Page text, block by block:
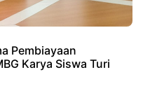
Pembiayaan
Karya Siswa Turi